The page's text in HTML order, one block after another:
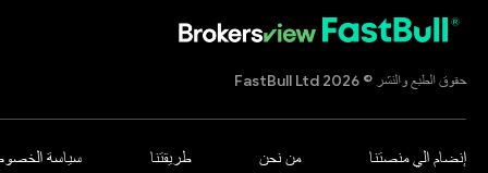
حقوق الطبع والنشر © 2026 FastBull Ltd
إنضام الي منصتنا من نحن طريقتنا سياسة